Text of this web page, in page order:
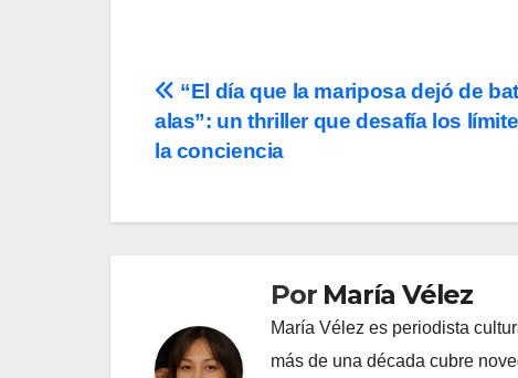
Navegación
de
“El día que la mariposa dejó de
alas”: un thriller que desafía los
la conciencia
Por María Vélez
María Vélez es periodista
más de una década cubre